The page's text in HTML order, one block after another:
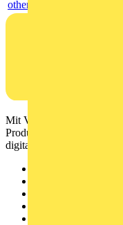
others
Mit Voltimum erhalten
Produktinformationen,
digitalen Plattform und